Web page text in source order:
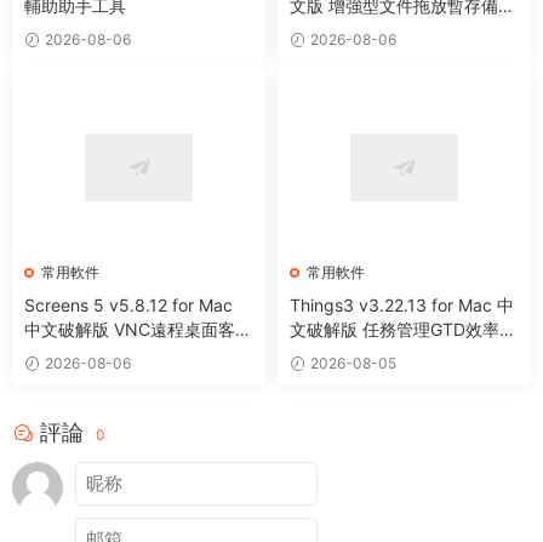
輔助助手工具
2026-08-06
文版 增強型文件拖放暫存備用
整理工具
2026-08-06
常用軟件
Screens 5 v5.8.12 for Mac
中文破解版 VNC遠程桌面客戶
端應用程序
2026-08-06
常用軟件
Things3 v3.22.13 for Mac 中
文破解版 任務管理GTD效率工
具 2026-08-05
評論 0